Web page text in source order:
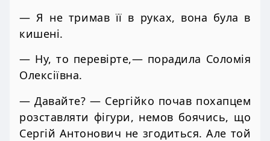
— Я не тримав її в руках, вона була в
кишені.
— Ну, то перевірте,— порадила Соломія
Олексіївна.
— Давайте? — Сергійко почав похапцем
розставляти фігури, немов боячись, що
Сергій Антонович не згодиться. Але той